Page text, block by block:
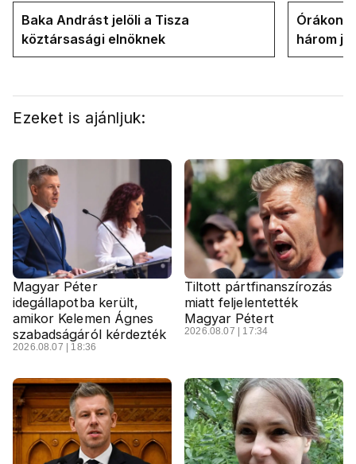
Baka Andrást jelöli a Tisza
köztársasági elnöknek
Órákon
három
államfőt
Ezeket is ajánljuk:
Magyar Péter
idegállapotba került,
amikor Kelemen Ágnes
szabadságáról kérdezték
2026.08.07 | 18:36
Tiltott pártfinanszírozás
miatt feljelentették
Magyar Pétert
2026.08.07 | 17:34